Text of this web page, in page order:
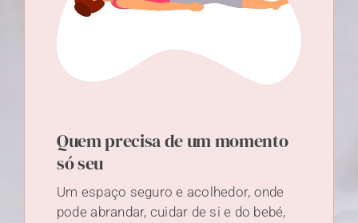
Quem precisa de um momento
só seu
Um espaço seguro e acolhedor, onde
pode abrandar, cuidar de si e do bebé,